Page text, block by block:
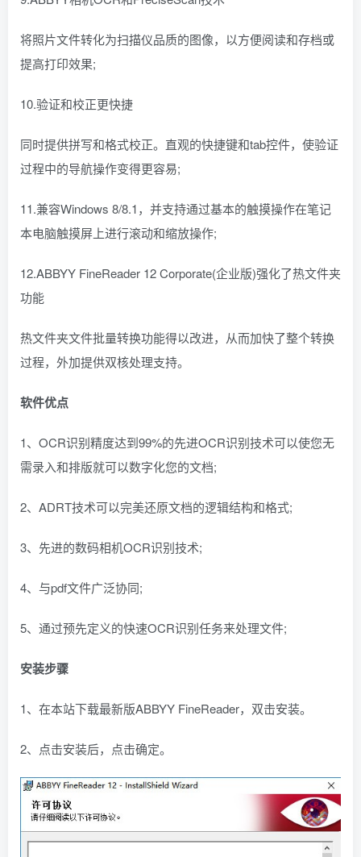
将照片文件转化为扫描仪品质的图像，以方便阅读和存档或
提高打印效果;
10.验证和校正更快捷
同时提供拼写和格式校正。直观的快捷键和tab控件，使验证
过程中的导航操作变得更容易;
11.兼容Windows 8/8.1，并支持通过基本的触摸操作在笔记
本电脑触摸屏上进行滚动和缩放操作;
12.ABBYY FineReader 12 Corporate(企业版)强化了热文件夹
功能
热文件夹文件批量转换功能得以改进，从而加快了整个转换
过程，外加提供双核处理支持。
软件优点
1、OCR识别精度达到99%的先进OCR识别技术可以使您无
需录入和排版就可以数字化您的文档;
2、ADRT技术可以完美还原文档的逻辑结构和格式;
3、先进的数码相机OCR识别技术;
4、与pdf文件广泛协同;
5、通过预先定义的快速OCR识别任务来处理文件;
安装步骤
1、在本站下载最新版ABBYY FineReader，双击安装。
2、点击安装后，点击确定。